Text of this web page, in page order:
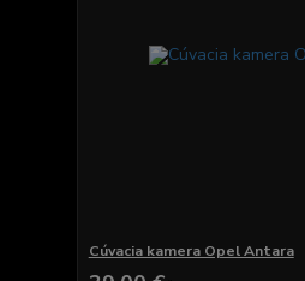
Cúvacia kamera Opel Antara